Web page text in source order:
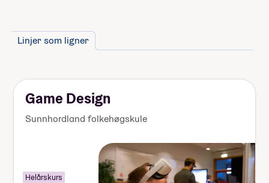
Linjer som ligner
Game Design
Sunnhordland folkehøgskule
Helårskurs